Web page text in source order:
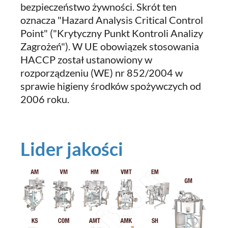
bezpieczeństwo żywności. Skrót ten
oznacza "Hazard Analysis Critical Control
Point" ("Krytyczny Punkt Kontroli Analizy
Zagrożeń"). W UE obowiązek stosowania
HACCP został ustanowiony w
rozporządzeniu (WE) nr 852/2004 w
sprawie higieny środków spożywczych od
2006 roku.
Lider jakości